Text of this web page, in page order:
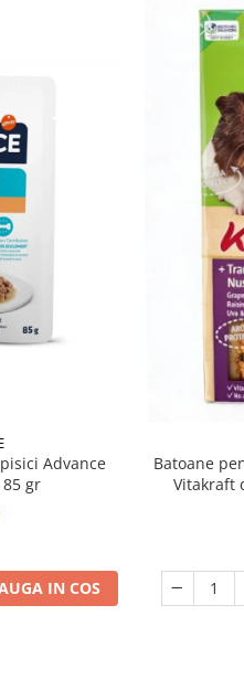
Advance
gr
IN COS
Batoane
Vitakraft